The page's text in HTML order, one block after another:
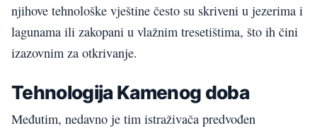
njihove tehnološke vještine često su skriveni u jezerima i
lagunama ili zakopani u vlažnim tresetištima, što ih čini
izazovnim za otkrivanje.
Tehnologija Kamenog doba
Međutim, nedavno je tim istraživača predvođen